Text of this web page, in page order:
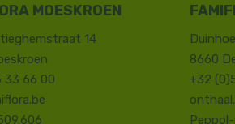
MOESKROEN
14
33 66 00
8660
+32